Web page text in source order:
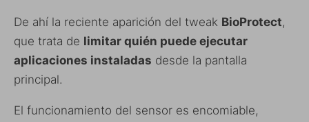
De ahí la reciente aparición del tweak BioProtect,
que trata de limitar quién puede ejecutar
aplicaciones instaladas desde la pantalla
principal.
El funcionamiento del sensor es encomiable,